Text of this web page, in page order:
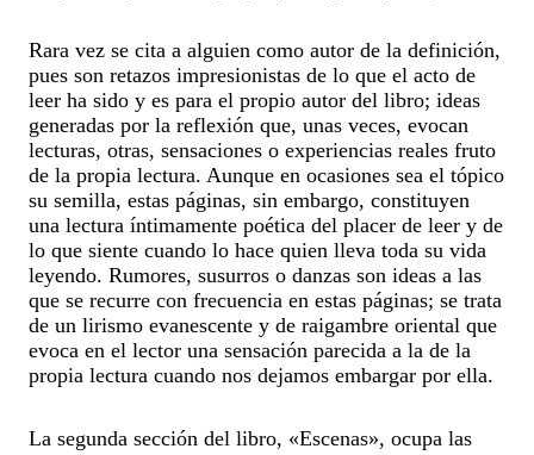
Rara vez se cita a alguien como autor de la definición,
pues son retazos impresionistas de lo que el acto de
leer ha sido y es para el propio autor del libro; ideas
generadas por la reflexión que, unas veces, evocan
lecturas, otras, sensaciones o experiencias reales fruto
de la propia lectura. Aunque en ocasiones sea el tópico
su semilla, estas páginas, sin embargo, constituyen
una lectura íntimamente poética del placer de leer y de
lo que siente cuando lo hace quien lleva toda su vida
leyendo. Rumores, susurros o danzas son ideas a las
que se recurre con frecuencia en estas páginas; se trata
de un lirismo evanescente y de raigambre oriental que
evoca en el lector una sensación parecida a la de la
propia lectura cuando nos dejamos embargar por ella.
La segunda sección del libro, «Escenas», ocupa las